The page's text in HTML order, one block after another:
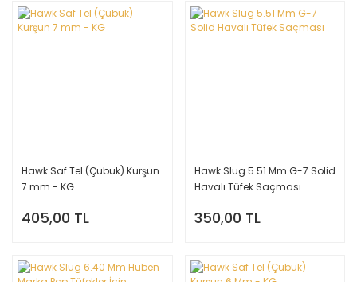
Hawk Saf Tel (Çubuk) Kurşun
7 mm - KG
405,00 TL
Hawk Slug 5.51 Mm G-7 Solid
Havalı Tüfek Saçması
350,00 TL